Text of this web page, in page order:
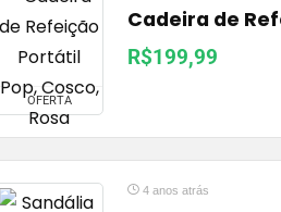
OFERTA
Cadeira de
R$199,99
4 anos atrás